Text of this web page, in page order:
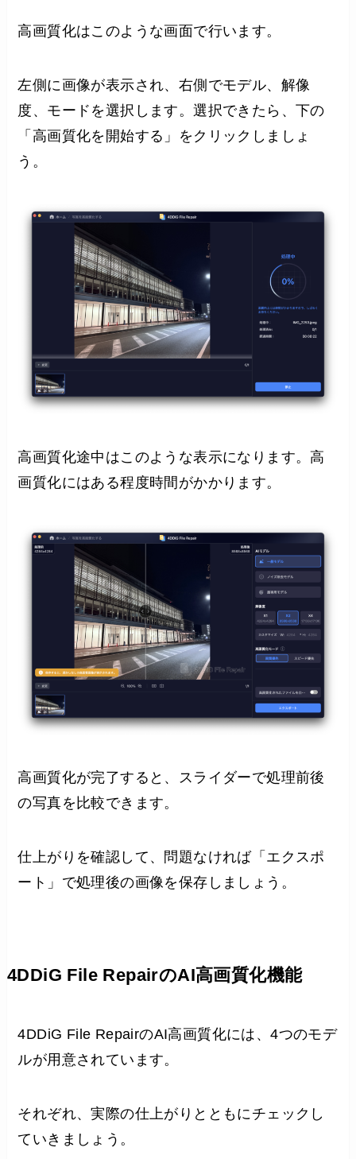
高画質化はこのような画面で行います。
左側に画像が表示され、右側でモデル、解像
度、モードを選択します。選択できたら、下の
「高画質化を開始する」をクリックしましょ
う。
高画質化途中はこのような表示になります。高
画質化にはある程度時間がかかります。
高画質化が完了すると、スライダーで処理前後
の写真を比較できます。
仕上がりを確認して、問題なければ「エクスポ
ート」で処理後の画像を保存しましょう。
4DDiG File RepairのAI高画質化機能
4DDiG File RepairのAI高画質化には、4つのモデ
ルが用意されています。
それぞれ、実際の仕上がりとともにチェックし
ていきましょう。